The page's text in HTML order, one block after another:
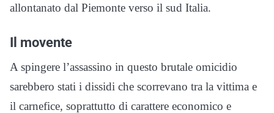
allontanato dal Piemonte verso il sud Italia.
Il movente
A spingere l’assassino in questo brutale omicidio
sarebbero stati i dissidi che scorrevano tra la vittima e
il carnefice, soprattutto di carattere economico e